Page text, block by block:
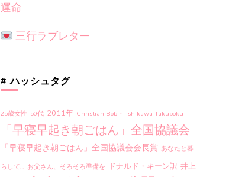
運命
三行ラブレター
# ハッシュタグ
25歳女性 50代 2011年 Christian Bobin Ishikawa Takuboku
「早寝早起き朝ごはん」全国協議会
「早寝早起き朝ごはん」全国協議会会長賞 あなたと暮
らして… お父さん、そろそろ準備を ドナルド・キーン訳 井上